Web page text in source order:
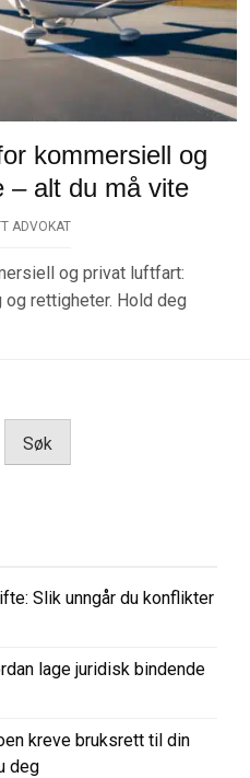
kommersiell og
– alt du må vite
ADVOKAT
og privat luftfart:
rettigheter. Hold deg
Søk
Slik unngår du konflikter
lage juridisk bindende
kreve bruksrett til din
deg